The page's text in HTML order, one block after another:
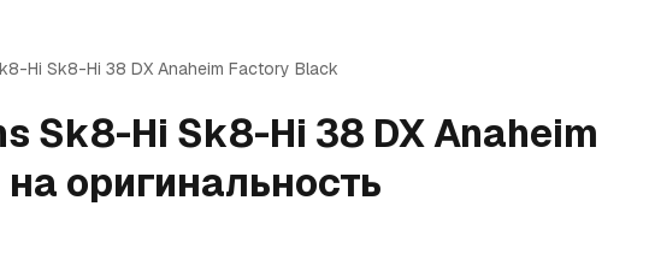
Hi Sk8-Hi 38 DX Anaheim Factory Black
Sk8-Hi Sk8-Hi 38 DX Anaheim
на оригинальность